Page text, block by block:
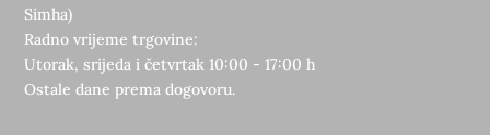
Simha)
Radno vrijeme trgovine:
Utorak, srijeda i četvrtak 10:00 - 17:00 h
Ostale dane prema dogovoru.